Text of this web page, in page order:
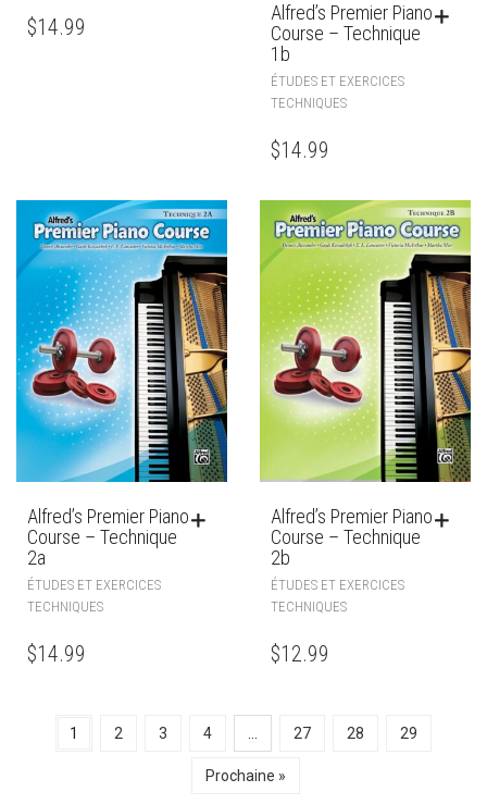
$14.99
Alfred’s Premier Piano
Course – Technique
1b
ÉTUDES ET EXERCICES
TECHNIQUES
$14.99
Alfred’s Premier Piano
Course – Technique
2a
ÉTUDES ET EXERCICES
TECHNIQUES
$14.99
Alfred’s Premier Piano
Course – Technique
2b
ÉTUDES ET EXERCICES
TECHNIQUES
$12.99
1 2 3 4 27 28 29
Prochaine »